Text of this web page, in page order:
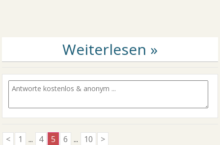
< 1 ... 4 5 6 ... 10 >